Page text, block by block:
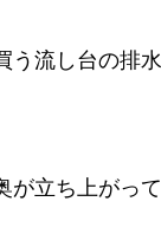
う流し台の排
が立ち上がっ